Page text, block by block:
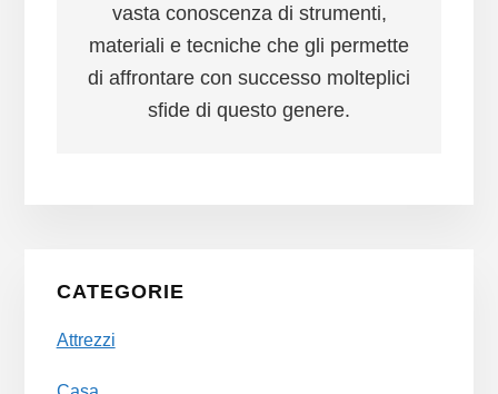
vasta conoscenza di strumenti,
materiali e tecniche che gli permette
di affrontare con successo molteplici
sfide di questo genere.
Primary
Sidebar
CATEGORIE
Attrezzi